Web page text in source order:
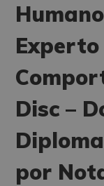
Disc –
por